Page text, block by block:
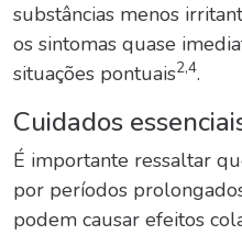
substâncias menos
os sintomas quase
situações pontuais2,4.
Cuidados
É importante ressaltar
por períodos
podem causar efeitos